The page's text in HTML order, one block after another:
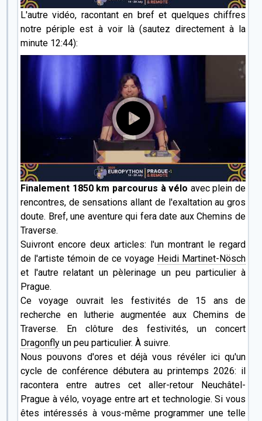
L'autre vidéo, racontant en bref et quelques chiffres
notre périple est à voir là (sautez directement à la
minute 12:44):
Finalement 1850 km parcourus à vélo avec plein de
rencontres, de sensations allant de l'exaltation au gros
doute. Bref, une aventure qui fera date aux Chemins de
Traverse.
Suivront encore deux articles: l'un montrant le regard
de l'artiste témoin de ce voyage Heidi Martinet-Nösch
et l'autre relatant un pèlerinage un peu particulier à
Prague.
Ce voyage ouvrait les festivités de 15 ans de
recherche en lutherie augmentée aux Chemins de
Traverse. En clôture des festivités, un concert
Dragonfly un peu particulier. À suivre.
Nous pouvons d'ores et déjà vous révéler ici qu'un
cycle de conférence débutera au printemps 2026: il
racontera entre autres cet aller-retour Neuchâtel-
Prague à vélo, voyage entre art et technologie. Si vous
êtes intéressés à vous-même programmer une telle